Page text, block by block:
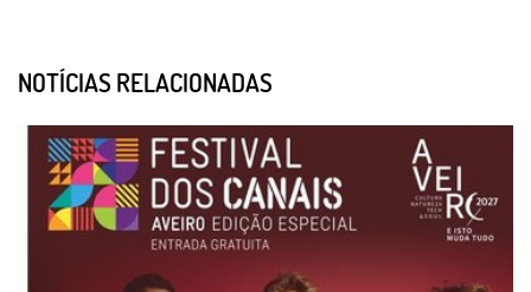
NOTÍCIAS RELACIONADAS